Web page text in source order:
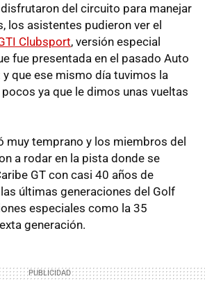
del circuito para manejar
los asistentes pudieron ver el
Clubsport, versión especial
fue presentada en el pasado Auto
que ese mismo día tuvimos la
ya que le dimos unas vueltas
muy temprano y los miembros del
a rodar en la pista donde se
GT con casi 40 años de
últimas generaciones del Golf
especiales como la 35
generación.